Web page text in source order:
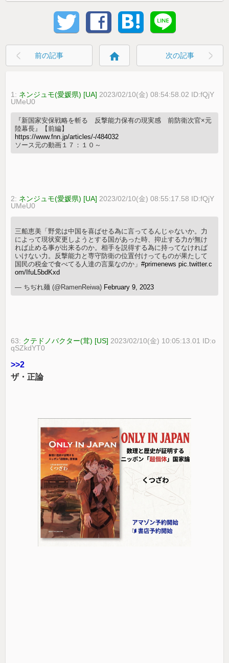
前の記事 home 次の記事
1: ネンジュモ(愛媛県) [UA] 2023/02/10(金) 08:54:58.02 ID:fQjY
UMeU0
『新国家安保戦略を斬る 反撃能力保有の現実感 前防衛次官×元
陸幕長』【前編】
https://www.fnn.jp/articles/-/484032
ソース元の動画１７：１０～
2: ネンジュモ(愛媛県) [UA] 2023/02/10(金) 08:55:17.58 ID:fQjY
UMeU0
三船恵美「野党は中国を喜ばせる為に言ってるんじゃないか。力
によって現状変更しようとする国があった時、抑止する力が無け
れば止める事が出来るのか。相手を説得する為に持ってなければ
いけない力。反撃能力と専守防衛の位置付けってものが果たして
国民の税金で食べてる人達の言葉なのか」#primenews pic.twitter.c
om/IfuL5bdKxd
— ちぢれ麺 (@RamenReiwa) February 9, 2023
63: クテドノバクター(茸) [US] 2023/02/10(金) 10:05:13.01 ID:o
qSZkdYT0
>>2
ザ・正論